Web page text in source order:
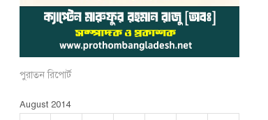
পুরাতন রিপোর্ট
August 2014